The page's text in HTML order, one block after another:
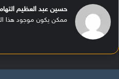
حسين عبد العظيم
ممكن يكون موجود هذا